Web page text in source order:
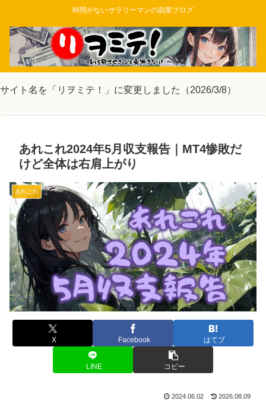
時間がないサラリーマンの副業ブログ
サイト名を「リヲミテ！」に変更しました（2026/3/8）
あれこれ2024年5月収支報告｜MT4惨敗だ
けど全体は右肩上がり
あれこれ
X Facebook はてブ
LINE コピー
2024.06.02 2026.08.09